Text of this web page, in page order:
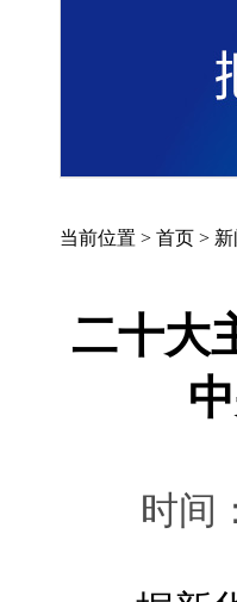
当前位置 > 首页 > 新
二十大
时间